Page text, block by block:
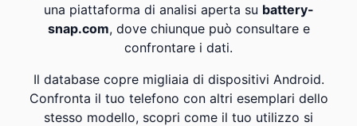
una piattaforma di analisi aperta su battery-
snap.com, dove chiunque può consultare e
confrontare i dati.
Il database copre migliaia di dispositivi Android.
Confronta il tuo telefono con altri esemplari dello
stesso modello, scopri come il tuo utilizzo si